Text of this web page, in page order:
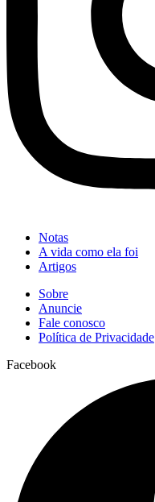
Notas
A vida como ela foi
Artigos
Sobre
Anuncie
Fale conosco
Política de Privacidade
Facebook